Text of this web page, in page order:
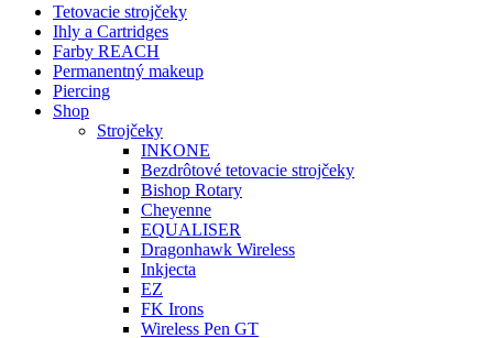
Tetovacie strojčeky
Ihly a Cartridges
Farby REACH
Permanentný makeup
Piercing
Shop
Strojčeky
INKONE
Bezdrôtové tetovacie strojčeky
Bishop Rotary
Cheyenne
EQUALISER
Dragonhawk Wireless
Inkjecta
EZ
FK Irons
Wireless Pen GT